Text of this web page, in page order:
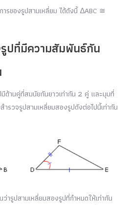
ารของรูปสามเหลี่ยม ได้ดังนี้ ∆ABC ≅
ปที่มีความสัมพันธ์กัน
ด้านคู่ที่สมนัยกันยาวเท่ากัน 2 คู่ และมุมที่
รวจรูปสามเหลี่ยมสองรูปดังต่อไปนี้เท่ากัน
ารูปสามเหลี่ยมสองรูปที่กำหนดให้เท่ากัน